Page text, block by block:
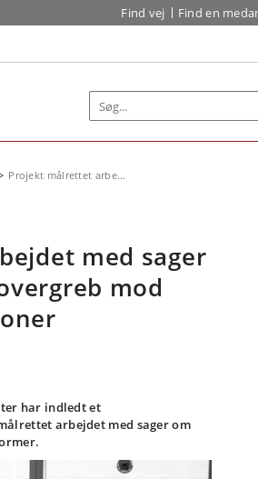
Find vej Find en
Projekt målrettet arbe...
med sager
mod
har indledt et
arbejdet med sager om